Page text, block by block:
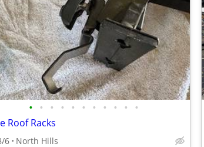
• • • • • • • • • • •
Roof Racks
6 North Hills